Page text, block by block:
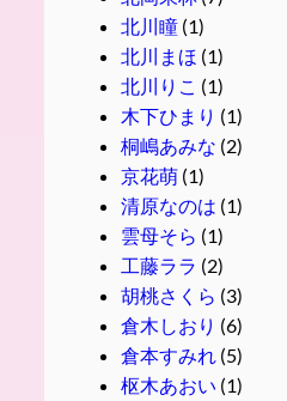
北川瞳(1)
北川まほ (1)
北川りこ (1)
木下ひまり (1)
桐嶋あみな (2)
京花萌(1)
清原なのは (1)
雲母そら (1)
工藤ララ (2)
胡桃さくら (3)
倉木しおり (6)
倉本すみれ (5)
枢木あおい (1)